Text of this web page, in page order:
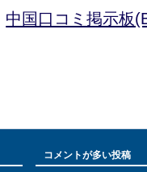
中国口コミ掲示板
コメントが多い投稿